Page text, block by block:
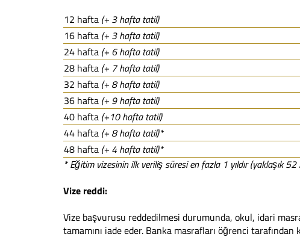
12 hafta (+ 3 hafta tatil)
16 hafta (+ 3 hafta tatil)
24 hafta (+ 6 hafta tatil)
28 hafta (+ 7 hafta tatil)
32 hafta (+ 8 hafta tatil)
36 hafta (+ 9 hafta tatil)
40 hafta (+10 hafta tatil)
44 hafta (+ 8 hafta tatil)*
48 hafta (+ 4 hafta tatil)*
* Eğitim vizesinin ilk veriliş süresi en fazla 1 yıldır (yaklaşık
Vize reddi:
Vize başvurusu reddedilmesi durumunda, okul, idari
tamamını iade eder. Banka masrafları öğrenci tarafından